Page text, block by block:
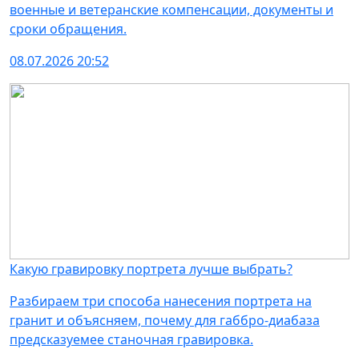
военные и ветеранские компенсации, документы и
сроки обращения.
08.07.2026 20:52
Какую гравировку портрета лучше выбрать?
Разбираем три способа нанесения портрета на
гранит и объясняем, почему для габбро-диабаза
предсказуемее станочная гравировка.